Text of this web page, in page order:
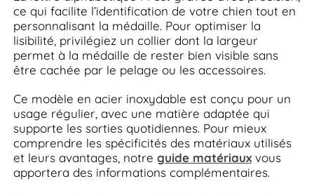
ce qui facilite l’identification de votre chien tout en
personnalisant la médaille. Pour optimiser la
lisibilité, privilégiez un collier dont la largeur
permet à la médaille de rester bien visible sans
être cachée par le pelage ou les accessoires.
Ce modèle en acier inoxydable est conçu pour un
usage régulier, avec une matière adaptée qui
supporte les sorties quotidiennes. Pour mieux
comprendre les spécificités des matériaux utilisés
et leurs avantages, notre guide matériauxvous
apportera des informations complémentaires.